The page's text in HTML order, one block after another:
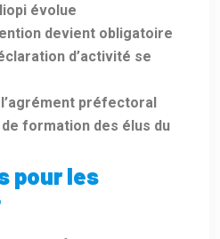
évolue
devient obligatoire
d’activité se
préfectoral
formation des élus du
pour les